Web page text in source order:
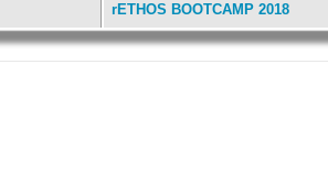
rETHOS BOOTCAMP 2018